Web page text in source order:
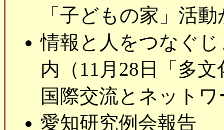
「子どもの家」活
情報と人をつなぐ
内（11月28日「多
国際交流とネット
愛知研究例会報告